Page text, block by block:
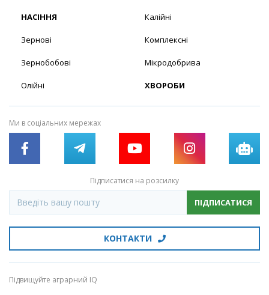
НАСІННЯ
Зернові
Зернобобові
Олійні
Калійні
Комплексні
Мікродобрива
ХВОРОБИ
Ми в соціальних мережах
Підписатися на розсилку
ПІДПИСАТИСЯ
КОНТАКТИ
Підвищуйте аграрний IQ